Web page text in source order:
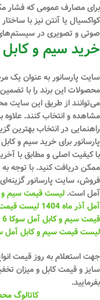
برای مصارف عمومی که فشار
کواکسیال یا آنتن نیز با
صوتی و تصویری در سیستم‌های
خرید سیم و کابل
سایت پارسانور به عنوان یک
محصولات این برند را با
می‌توانند از طریق این سایت
مشاهده و انتخاب کنند. علاوه
راهنمایی در انتخاب بهترین
پارسانور برای خرید سیم و
با کیفیت اصلی و مطابق با
ممکن دریافت کنید. با توجه
فروش، سایت پارسانور
آمل است. لیست قیمت سیم و
آمل آذر ماه 1404
لیست قیمت سیم
قیمت سیم و کابل آمل سوکا 6 اردیبهشت 1404
لیست قیمت سیم و کابل آمل سوکا 28
جهت استعلام به روز قیمت
سایز و قیمت کابل و میزان
بفرمایید.
کاتالوگ